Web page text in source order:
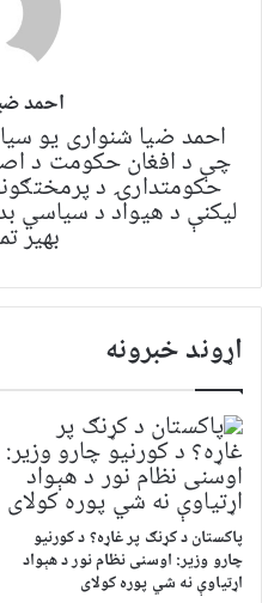
احمد
احمد ضیا شنواری یو
چې د افغان حکومت د
حکومتدارۍ د
لیکنې د هیواد د سیاسي
بهیر
اړوند خبرونه
پاکستان د کړنګ پر غاړه؟ د کورنیو
چارو وزیر: اوسنی نظام نور د هېواد
اړتیاوې نه شي پوره کولای